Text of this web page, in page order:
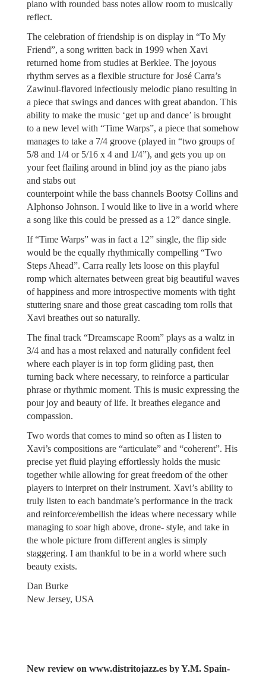
piano with rounded bass notes allow room to musically
reflect.
The celebration of friendship is on display in “To My
Friend”, a song written back in 1999 when Xavi
returned home from studies at Berklee. The joyous
rhythm serves as a flexible structure for José Carra’s
Zawinul-flavored infectiously melodic piano resulting in
a piece that swings and dances with great abandon. This
ability to make the music ‘get up and dance’ is brought
to a new level with “Time Warps”, a piece that somehow
manages to take a 7/4 groove (played in “two groups of
5/8 and 1/4 or 5/16 x 4 and 1/4”), and gets you up on
your feet flailing around in blind joy as the piano jabs
and stabs out
counterpoint while the bass channels Bootsy Collins and
Alphonso Johnson. I would like to live in a world where
a song like this could be pressed as a 12” dance single.
If “Time Warps” was in fact a 12” single, the flip side
would be the equally rhythmically compelling “Two
Steps Ahead”. Carra really lets loose on this playful
romp which alternates between great big beautiful waves
of happiness and more introspective moments with tight
stuttering snare and those great cascading tom rolls that
Xavi breathes out so naturally.
The final track “Dreamscape Room” plays as a waltz in
3/4 and has a most relaxed and naturally confident feel
where each player is in top form gliding past, then
turning back where necessary, to reinforce a particular
phrase or rhythmic moment. This is music expressing the
pour joy and beauty of life. It breathes elegance and
compassion.
Two words that comes to mind so often as I listen to
Xavi’s compositions are “articulate” and “coherent”. His
precise yet fluid playing effortlessly holds the music
together while allowing for great freedom of the other
players to interpret on their instrument. Xavi’s ability to
truly listen to each bandmate’s performance in the track
and reinforce/embellish the ideas where necessary while
managing to soar high above, drone- style, and take in
the whole picture from different angles is simply
staggering. I am thankful to be in a world where such
beauty exists.
Dan Burke
New Jersey, USA
New review on www.distritojazz.es by Y.M. Spain-